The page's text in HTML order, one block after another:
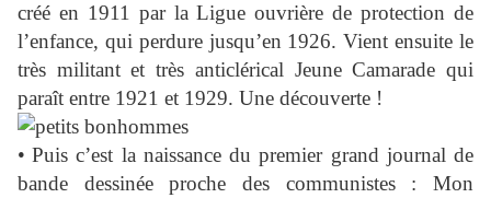
créé en 1911 par la Ligue ouvrière de protection de
l’enfance, qui perdure jusqu’en 1926. Vient ensuite le
très militant et très anticlérical Jeune Camarade qui
paraît entre 1921 et 1929. Une découverte !
• Puis c’est la naissance du premier grand journal de
bande dessinée proche des communistes : Mon